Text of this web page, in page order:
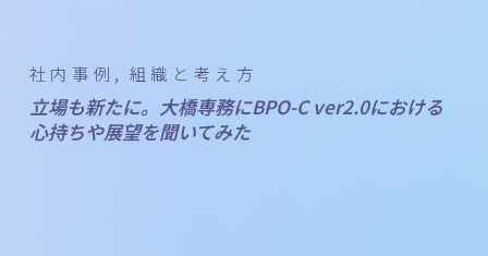
社内事例 組織と考え方
立場も新たに。大橋専務にBPO-C ver2.0における
心持ちや展望を聞いてみた